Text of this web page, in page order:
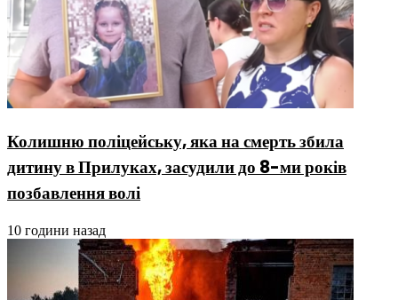
Колишню поліцейську, яка на смерть збила
дитину в Прилуках, засудили до 8-ми років
позбавлення волі
10 години назад